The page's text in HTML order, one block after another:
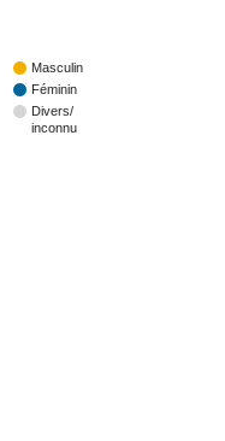
Masculin
Féminin
Divers/
inconnu